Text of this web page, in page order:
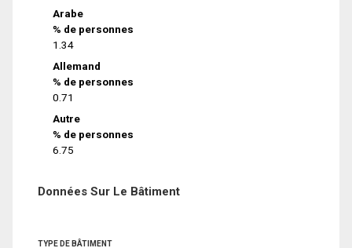
Arabe
% de personnes
1.34
Allemand
% de personnes
0.71
Autre
% de personnes
6.75
Données Sur Le Bâtiment
TYPE DE BÂTIMENT